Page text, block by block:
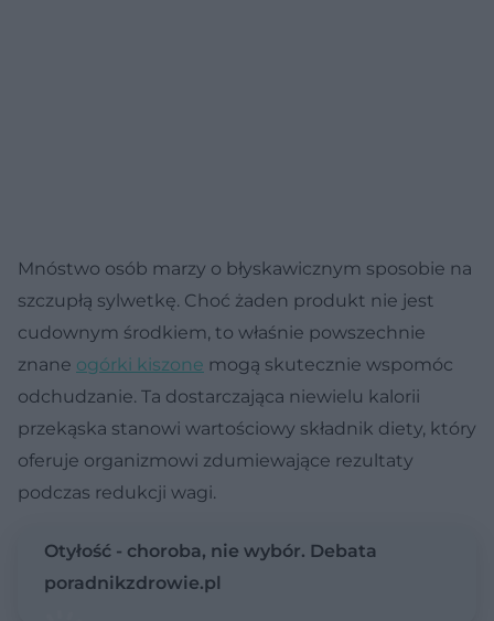
Mnóstwo osób marzy o błyskawicznym sposobie na
szczupłą sylwetkę. Choć żaden produkt nie jest
cudownym środkiem, to właśnie powszechnie
znane ogórki kiszone mogą skutecznie wspomóc
odchudzanie. Ta dostarczająca niewielu kalorii
przekąska stanowi wartościowy składnik diety, który
oferuje organizmowi zdumiewające rezultaty
podczas redukcji wagi.
Otyłość - choroba, nie wybór. Debata
poradnikzdrowie.pl